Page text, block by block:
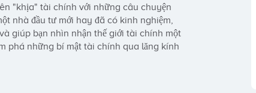
"khịa" tài chính với những câu chuyện
nhà đầu tư mới hay đã có kinh nghiệm,
giúp bạn nhìn nhận thế giới tài chính một
phá những bí mật tài chính qua lăng kính